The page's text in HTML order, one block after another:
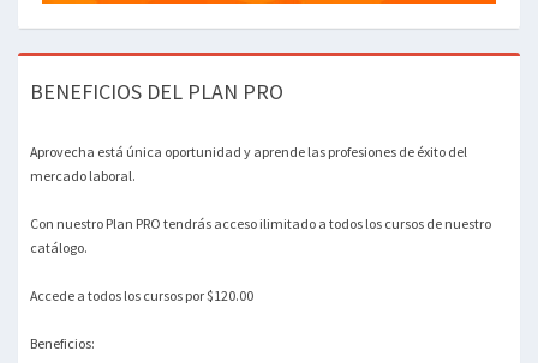
BENEFICIOS DEL PLAN PRO
Aprovecha está única oportunidad y aprende las profesiones de éxito del
mercado laboral.
Con nuestro Plan PRO tendrás acceso ilimitado a todos los cursos de nuestro
catálogo.
Accede a todos los cursos por $120.00
Beneficios: